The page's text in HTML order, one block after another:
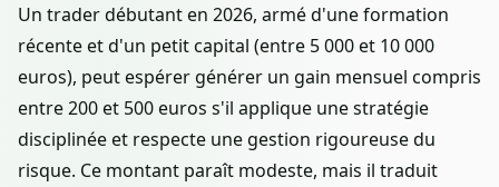
Un trader débutant en 2026, armé d'une formation
récente et d'un petit capital (entre 5 000 et 10 000
euros), peut espérer générer un gain mensuel compris
entre 200 et 500 euros s'il applique une stratégie
disciplinée et respecte une gestion rigoureuse du
risque. Ce montant paraît modeste, mais il traduit